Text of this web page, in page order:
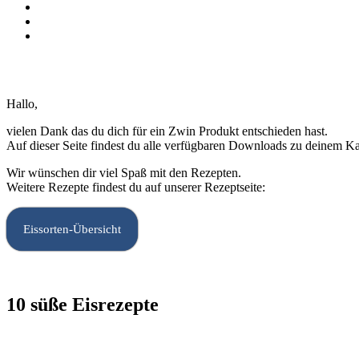
Hallo,
vielen Dank das du dich für ein Zwin Produkt entschieden hast.
Auf dieser Seite findest du alle verfügbaren Downloads zu deinem
Wir wünschen dir viel Spaß mit den Rezepten.
Weitere Rezepte findest du auf unserer Rezeptseite:
Eissorten-Übersicht
10 süße Eisrezepte